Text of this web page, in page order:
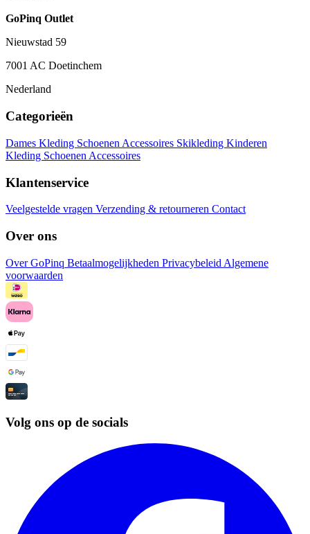
GoPinq Outlet
Nieuwstad 59
7001 AC Doetinchem
Nederland
Categorieën
Dames Kleding Schoenen Accessoires Skikleding Kinderen
Kleding Schoenen Accessoires
Klantenservice
Veelgestelde vragen Verzending & retourneren Contact
Over ons
Over GoPinq Betaalmogelijkheden Privacybeleid Algemene
voorwaarden
Volg ons op de socials